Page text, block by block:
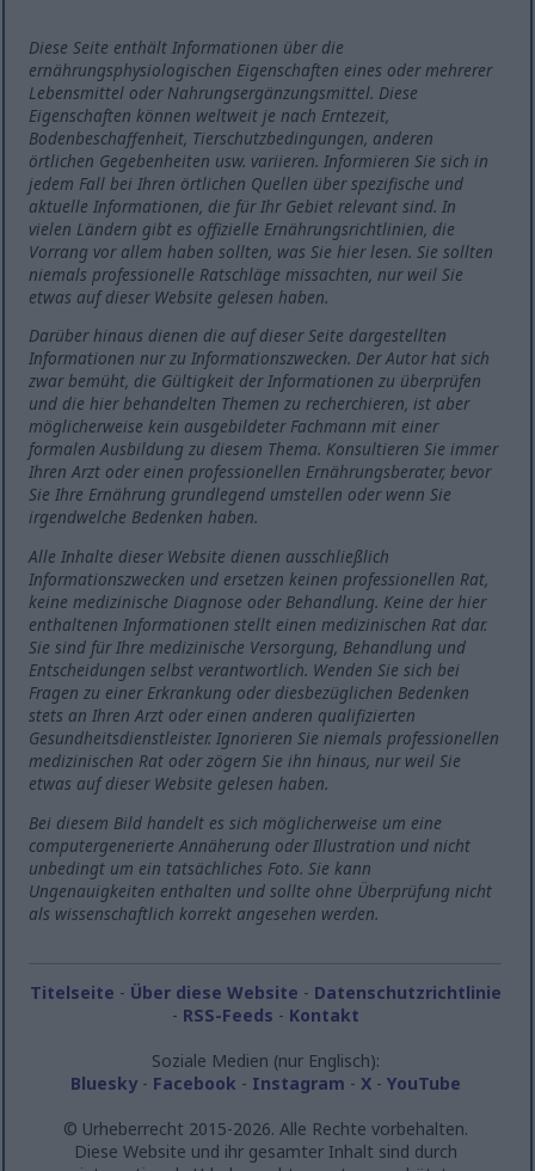
Diese Seite enthält Informationen über die
ernährungsphysiologischen Eigenschaften eines oder mehrerer
Lebensmittel oder Nahrungsergänzungsmittel. Diese
Eigenschaften können weltweit je nach Erntezeit,
Bodenbeschaffenheit, Tierschutzbedingungen, anderen
örtlichen Gegebenheiten usw. variieren. Informieren Sie sich in
jedem Fall bei Ihren örtlichen Quellen über spezifische und
aktuelle Informationen, die für Ihr Gebiet relevant sind. In
vielen Ländern gibt es offizielle Ernährungsrichtlinien, die
Vorrang vor allem haben sollten, was Sie hier lesen. Sie sollten
niemals professionelle Ratschläge missachten, nur weil Sie
etwas auf dieser Website gelesen haben.
Darüber hinaus dienen die auf dieser Seite dargestellten
Informationen nur zu Informationszwecken. Der Autor hat sich
zwar bemüht, die Gültigkeit der Informationen zu überprüfen
und die hier behandelten Themen zu recherchieren, ist aber
möglicherweise kein ausgebildeter Fachmann mit einer
formalen Ausbildung zu diesem Thema. Konsultieren Sie immer
Ihren Arzt oder einen professionellen Ernährungsberater, bevor
Sie Ihre Ernährung grundlegend umstellen oder wenn Sie
irgendwelche Bedenken haben.
Alle Inhalte dieser Website dienen ausschließlich
Informationszwecken und ersetzen keinen professionellen Rat,
keine medizinische Diagnose oder Behandlung. Keine der hier
enthaltenen Informationen stellt einen medizinischen Rat dar.
Sie sind für Ihre medizinische Versorgung, Behandlung und
Entscheidungen selbst verantwortlich. Wenden Sie sich bei
Fragen zu einer Erkrankung oder diesbezüglichen Bedenken
stets an Ihren Arzt oder einen anderen qualifizierten
Gesundheitsdienstleister. Ignorieren Sie niemals professionellen
medizinischen Rat oder zögern Sie ihn hinaus, nur weil Sie
etwas auf dieser Website gelesen haben.
Bei diesem Bild handelt es sich möglicherweise um eine
computergenerierte Annäherung oder Illustration und nicht
unbedingt um ein tatsächliches Foto. Sie kann
Ungenauigkeiten enthalten und sollte ohne Überprüfung nicht
als wissenschaftlich korrekt angesehen werden.
Titelseite - Über diese Website - Datenschutzrichtlinie
- RSS-Feeds - Kontakt
Soziale Medien (nur Englisch):
Bluesky- Facebook - Instagram - X- YouTube
© Urheberrecht 2015-2026. Alle Rechte vorbehalten.
Diese Website und ihr gesamter Inhalt sind durch